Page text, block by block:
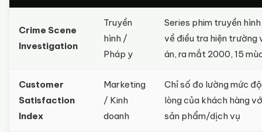
Crime Scene
Investigation
Truyền
hình /
Pháp y
Series phim truyền
về điều tra hiện trường
án, ra mắt 2000, 15
Customer
Satisfaction
Index
Marketing
/ Kinh
doanh
Chỉ số đo lường mức
lòng của khách hàng
sản phẩm/dịch vụ